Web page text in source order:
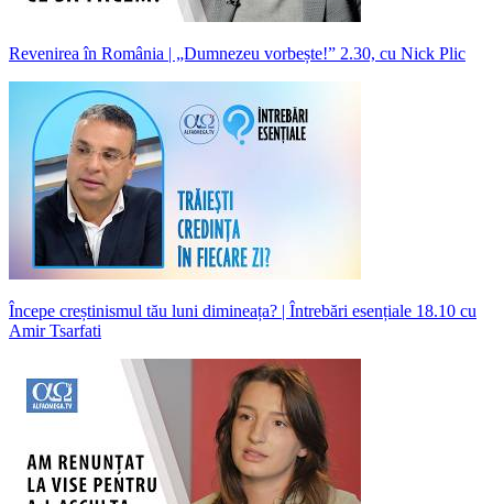
Revenirea în România | „Dumnezeu vorbește!” 2.30, cu Nick Plic
Începe creștinismul tău luni dimineața? | Întrebări esențiale 18.10 cu
Amir Tsarfati